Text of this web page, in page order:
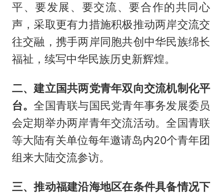
平、要发展、要交流、要合作的共同心
声，采取更有力措施积极推动两岸交流交
往交融，携手两岸同胞共创中华民族绵长
福祉，续写中华民族历史新辉煌。
二、建立国共两党青年双向交流机制化平
台。全国青联与国民党青年事务发展委员
会定期举办两岸青年交流活动。全国青联
等大陆有关单位每年邀请岛内20个青年团
组来大陆交流参访。
三、推动福建沿海地区在条件具备情况下